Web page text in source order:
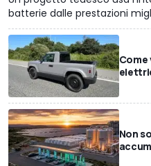
batterie dalle prestazioni
Come
Non